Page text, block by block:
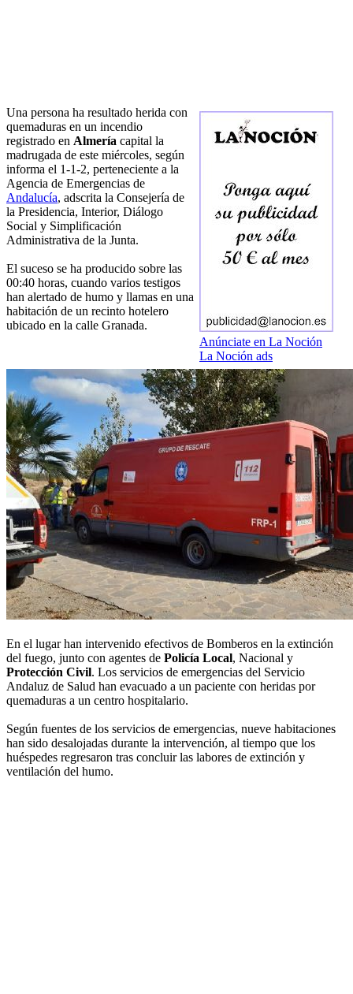
Anúnciate en La Noción
La Noción ads
Una persona ha resultado herida con
quemaduras en un incendio
registrado en Almería capital la
madrugada de este miércoles, según
informa el 1-1-2, perteneciente a la
Agencia de Emergencias de
Andalucía, adscrita la Consejería de
la Presidencia, Interior, Diálogo
Social y Simplificación
Administrativa de la Junta.
El suceso se ha producido sobre las
00:40 horas, cuando varios testigos
han alertado de humo y llamas en una
habitación de un recinto hotelero
ubicado en la calle Granada.
En el lugar han intervenido efectivos de Bomberos en la extinción
del fuego, junto con agentes de Policía Local, Nacional y
Protección Civil. Los servicios de emergencias del Servicio
Andaluz de Salud han evacuado a un paciente con heridas por
quemaduras a un centro hospitalario.
Según fuentes de los servicios de emergencias, nueve habitaciones
han sido desalojadas durante la intervención, al tiempo que los
huéspedes regresaron tras concluir las labores de extinción y
ventilación del humo.